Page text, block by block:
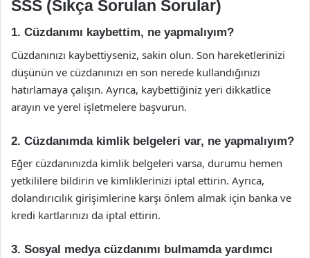
SSS (Sıkça Sorulan Sorular)
1. Cüzdanımı kaybettim, ne yapmalıyım?
Cüzdanınızı kaybettiyseniz, sakin olun. Son hareketlerinizi
düşünün ve cüzdanınızı en son nerede kullandığınızı
hatırlamaya çalışın. Ayrıca, kaybettiğiniz yeri dikkatlice
arayın ve yerel işletmelere başvurun.
2. Cüzdanımda kimlik belgeleri var, ne yapmalıyım?
Eğer cüzdanınızda kimlik belgeleri varsa, durumu hemen
yetkililere bildirin ve kimliklerinizi iptal ettirin. Ayrıca,
dolandırıcılık girişimlerine karşı önlem almak için banka ve
kredi kartlarınızı da iptal ettirin.
3. Sosyal medya cüzdanımı bulmamda yardımcı